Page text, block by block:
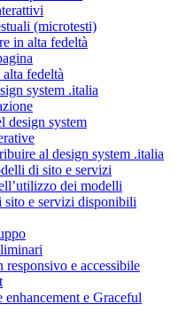
(microtesti)
in alta fedeltà
fedeltà
system .italia
design system
al design system .italia
di sito e servizi
dei modelli
e servizi disponibili
responsivo e accessibile
enhancement e Graceful